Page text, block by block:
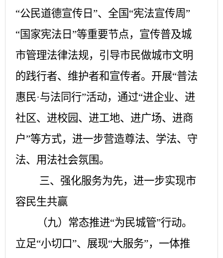
“公民道德宣传日”、全国“宪法宣传周”
“国家宪法日”等重要节点，宣传普及城
市管理法律法规，引导市民做城市文明
的践行者、维护者和宣传者。开展“普法
惠民·与法同行”活动，通过“进企业、进
社区、进校园、进工地、进广场、进商
户”等方式，进一步营造尊法、学法、守
法、用法社会氛围。
三、强化服务为先，进一步实现市
容民生共赢
（九）常态推进“为民城管”行动。
立足“小切口”、展现“大服务”，一体推